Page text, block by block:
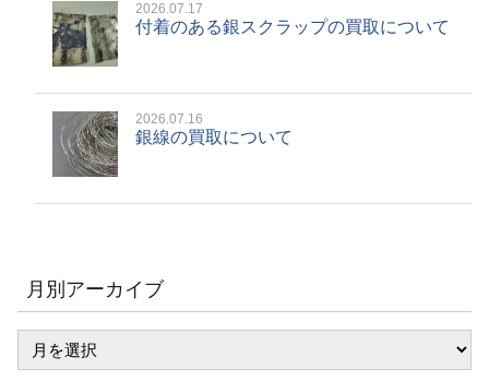
2026.07.17
付着のある銀スクラップの買取について
2026.07.16
銀線の買取について
月別アーカイブ